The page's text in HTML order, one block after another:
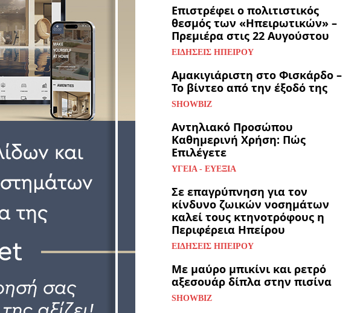
Επιστρέφει ο πολιτιστικός
θεσμός των «Ηπειρωτικών» –
Πρεμιέρα στις 22 Αυγούστου
ΕΙΔΉΣΕΙΣ ΗΠΕΊΡΟΥ
Αμακιγιάριστη στο Φισκάρδο –
Το βίντεο από την έξοδό της
SHOWBIZ
Αντηλιακό Προσώπου
Καθημερινή Χρήση: Πώς
Επιλέγετε
ΥΓΕΊΑ - ΕΥΕΞΊΑ
Σε επαγρύπνηση για τον
κίνδυνο ζωικών νοσημάτων
καλεί τους κτηνοτρόφους η
Περιφέρεια Ηπείρου
ΕΙΔΉΣΕΙΣ ΗΠΕΊΡΟΥ
Με μαύρο μπικίνι και ρετρό
αξεσουάρ δίπλα στην πισίνα
SHOWBIZ